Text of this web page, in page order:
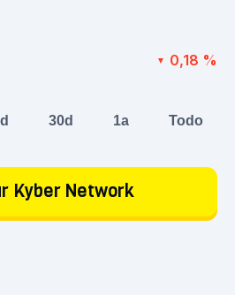
▼ 0,18 %
30d 1a Todo
Kyber Network